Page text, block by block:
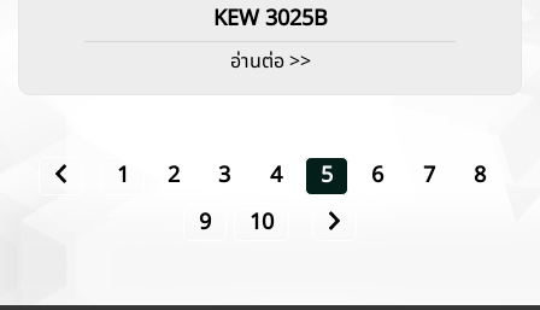
KEW 3025B
อ่านต่อ >>
1 2 3 4 5 6 7
8
9
10